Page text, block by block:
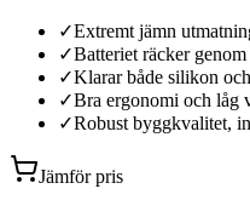
✓Extremt jämn
✓Batteriet räcker
✓Klarar både silikon
✓Bra ergonomi och låg
✓Robust byggkvalitet,
Jämför pris